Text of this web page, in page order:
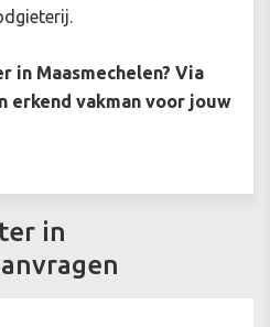
in Maasmechelen? Via
erkend vakman voor jouw
in